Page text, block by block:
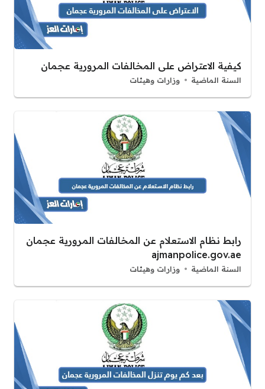
كيفية الاعتراض على المخالفات المرورية عجمان
السنة الماضية وزارات وهيئات
رابط نظام الاستعلام عن المخالفات المرورية عجمان
ajmanpolice.gov.ae
السنة الماضية وزارات وهيئات